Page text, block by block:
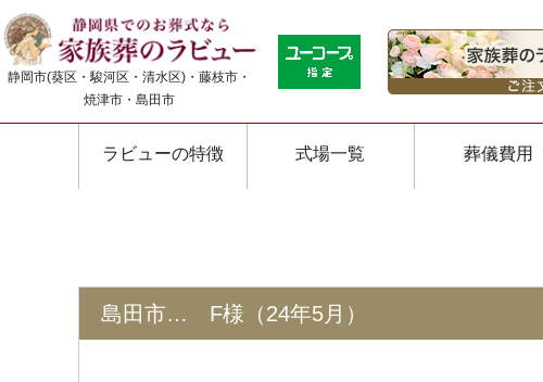
静岡市(葵区・駿河区・清水区)・藤枝市・
焼津市・島田市
ラビューの特徴 式場一覧 葬儀費用
島田市… F様（24年5月）